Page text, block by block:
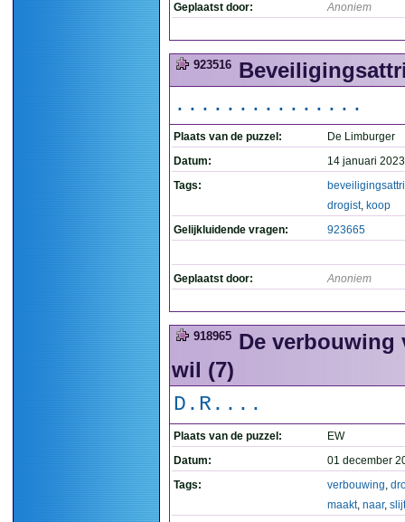
Geplaatst door: Anoniem
923516
...............
Plaats van de puzzel:
De Limburger
Datum:
14 januari
Tags:
drogist, koop
Gelijkluidende vragen:
923665
Geplaatst door: Anoniem
918965 De verbouwing
wil (7)
D.R....
Plaats van de puzzel:
EW
Datum:
01 december
Tags:
verbouwing,
maakt, naar,